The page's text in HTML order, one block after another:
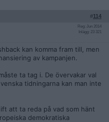
#114
Reg: Jun 2014
Inlägg: 23 321
kan komma fram till, men
av kampanjen.
ta tag i. De övervakar val
tidningarna kan man inte
att ta reda på vad som hänt
demokratiska